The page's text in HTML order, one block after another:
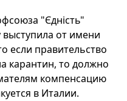
"Єдність"
выступила от имени
если правительство
карантин, то должно
компенсацию
в Италии.